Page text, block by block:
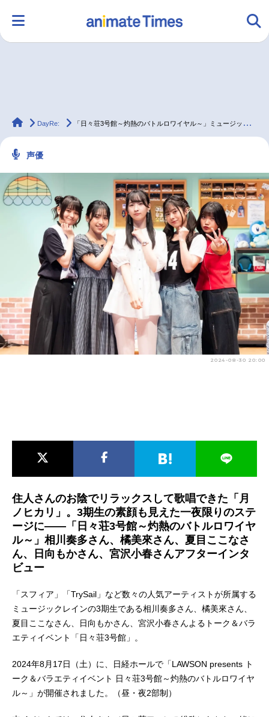
ラジオ みんなの声 グッズ 映画
配信・Vtuber トレンド 無料マンガ
最新記事一覧
アニメ記事一覧 声優記事一覧
アニメ映画一覧 実写化映画一覧
今期アニメ曜日別一覧
春アニメ 夏アニメ
animateTimes
DayRe: 「日々荘3号館～灼熱のバトルロワイヤル～」ミュージックレイン3期生インタビュー
声優
2024-08-30 20:00
住人さんのお陰でリラックスして歌唱できた「月
ノヒカリ」。3期生の素顔も見えた一夜限りのステ
ージに――「日々荘3号館～灼熱のバトルロワイヤ
ル～」相川奏多さん、橘美來さん、夏目ここなさ
ん、日向もかさん、宮沢小春さんアフターインタ
ビュー
「スフィア」「TrySail」など数々の人気アーティストが所属する
ミュージックレインの3期生である相川奏多さん、橘美來さん、
夏目ここなさん、日向もかさん、宮沢小春さんよるトーク＆バラ
エティイベント「⽇々荘3号館」。
2024年8月17日（土）に、日経ホールで「LAWSON presents ト
ーク＆バラエティイベント 日々荘3号館～灼熱のバトルロワイヤ
ル～」が開催されました。（昼・夜2部制）